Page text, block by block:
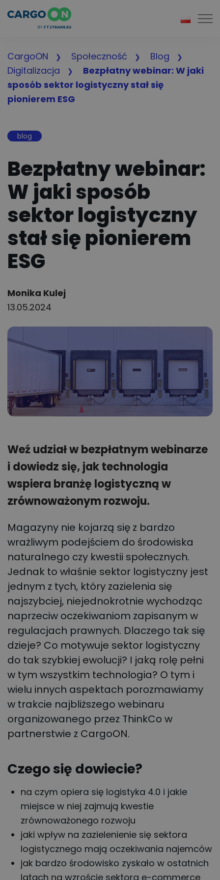
CargoON Społeczność
Blog
Digitalizacja
Bezpłatny webinar: W jaki
sposób sektor logistyczny stał się
pionierem ESG
blog
Bezpłatny webinar:
W jaki sposób
sektor logistyczny
stał się pionierem
ESG
Author:
Monika Kulej
13.05.2024
Weź udział w bezpłatnym webinarze
i dowiedz się, jak technologia
wspiera branżę logistyczną w
zrównoważonym rozwoju.
Magazyny nie kojarzą się z bardzo
wrażliwym podejściem do środowiska
naturalnego czy kwestii społecznych.
Jednak to właśnie sektor logistyczny jest
jednym z tych, który zazielenia się
najszybciej, niejednokrotnie wychodząc
naprzeciw oczekiwaniom zapisanym w
regulacjach prawnych. Dlaczego tak się
dzieje? Co motywuje sektor logistyczny
do tak szybkiej ewolucji? I jaką rolę pełni
w tym wszystkim technologia? O tym i
wielu innych aspektach porozmawiamy
w trakcie najbliższego webinaru
organizowanego przez ThinkCo w
partnerstwie z CargoON.
Czego się dowiecie?
na czym opiera się logistyka 4.0 i jakie
miejsce w niej zajmują kwestie
zrównoważonego rozwoju
jaki wpływ na zazielenienie się sektora
logistycznego mają oczekiwania najemców
jak bardzo środowisko zyskało w ostatnich
latach na wzroście sektora e-commerce